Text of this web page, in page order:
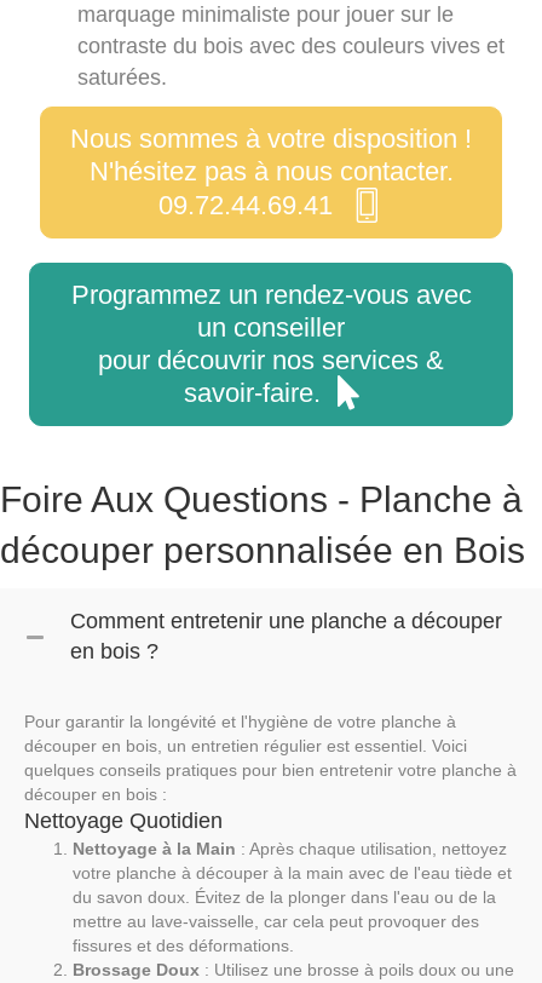
marquage minimaliste pour jouer sur le
contraste du bois avec des couleurs vives et
saturées.
Nous sommes à votre disposition !
N'hésitez pas à nous contacter.
09.72.44.69.41
Programmez un rendez-vous avec
un conseiller
pour découvrir nos services &
savoir-faire.
Foire Aux Questions - Planche à
découper personnalisée en Bois
Comment entretenir une planche a découper
en bois ?
Pour garantir la longévité et l'hygiène de votre planche à
découper en bois, un entretien régulier est essentiel. Voici
quelques conseils pratiques pour bien entretenir votre planche à
découper en bois :
Nettoyage Quotidien
Nettoyage à la Main : Après chaque utilisation, nettoyez
votre planche à découper à la main avec de l'eau tiède et
du savon doux. Évitez de la plonger dans l'eau ou de la
mettre au lave-vaisselle, car cela peut provoquer des
fissures et des déformations.
Brossage Doux : Utilisez une brosse à poils doux ou une